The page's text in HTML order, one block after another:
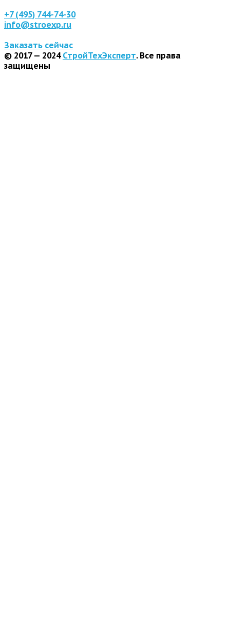
+7 (495) 744-74-30
info@stroexp.ru
Заказать сейчас
© 2017 — 2024 СтройТехЭксперт. Все права
защищены